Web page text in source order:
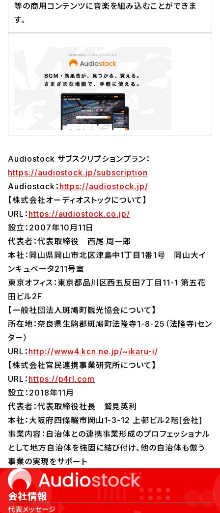
等の商用コンテンツに音楽を組み込むことができま
す。
Audiostock サブスクリプションプラン：
https://audiostock.jp/subscription
Audiostock： https://audiostock.jp/
【株式会社オーディオストックについて】
URL： https://audiostock.co.jp/
設立：2007年10月11日
代表者：代表取締役 西尾 周一郎
本社：岡山県岡山市北区津島中1丁目1番1号 岡山大イ
ンキュベータ211号室
東京オフィス：東京都品川区西五反田7丁目11-1 第五花
田ビル2F
【一般社団法人斑鳩町観光協会について】
所在地：奈良県生駒郡斑鳩町法隆寺1-8-25（法隆寺iセン
ター）
URL： http://www4.kcn.ne.jp/~ikaru-i/
【株式会社官民連携事業研究所について】
URL： https://p4rl.com
設立：2018年11月
代表者：代表取締役社長 鷲見英利
本社：大阪府四條畷市岡山1-3-12 上邨ビル2階[会社]
事業内容：自治体との連携事業形成のプロフェッショナル
として地方自治体を強固に結び付け、他の自治体も倣う
事業の実現をサポート
会社情報
代表メッセージ